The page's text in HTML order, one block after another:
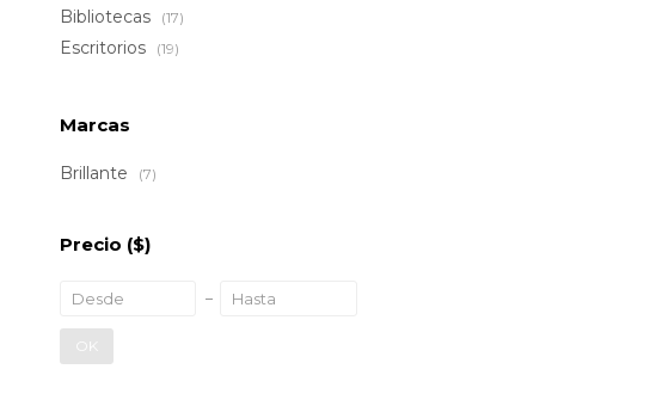
Bibliotecas (17)
Escritorios (19)
Marcas
Brillante (7)
Precio ($)
OK